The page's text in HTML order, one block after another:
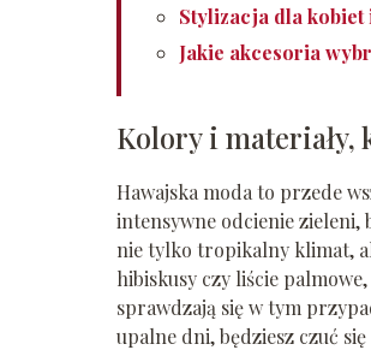
Stylizacja dla kobiet
Jakie akcesoria
Kolory i
Hawajska moda to przede
intensywne odcienie zieleni,
nie tylko tropikalny klimat,
hibiskusy czy liście
sprawdzają się w tym
upalne dni, będziesz czuć